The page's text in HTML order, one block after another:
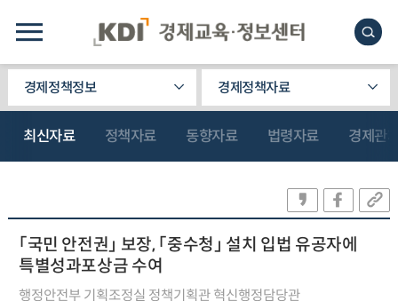
경제정책정보 경제정책자료
최신자료 정책자료 동향자료 법령자료 경제관
「국민 안전권」 보장, 「중수청」 설치 입법 유공자에
특별성과포상금 수여
행정안전부 기획조정실 정책기획관 혁신행정담당관